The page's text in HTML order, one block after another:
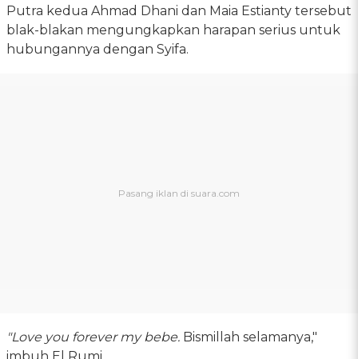
Putra kedua Ahmad Dhani dan Maia Estianty tersebut
blak-blakan mengungkapkan harapan serius untuk
hubungannya dengan Syifa.
"Love you forever my bebe. Bismillah selamanya,"